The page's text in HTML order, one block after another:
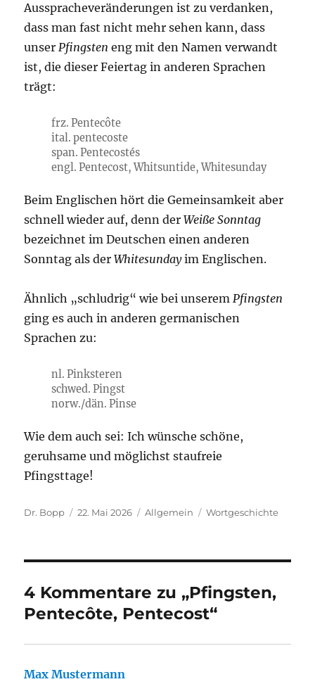
Ausspracheveränderungen ist zu verdanken,
dass man fast nicht mehr sehen kann, dass
unserPfingsten eng mit den Namen verwandt
ist, die dieser Feiertag in anderen Sprachen
trägt:
frz. Pentecôte
ital. pentecoste
span. Pentecostés
engl. Pentecost, Whitsuntide, Whitesunday
Beim Englischen hört die Gemeinsamkeit aber
schnell wieder auf, denn derWeiße Sonntag
bezeichnet im Deutschen einen anderen
Sonntag als derWhitesundayim Englischen.
Ähnlich „schludrig“ wie bei unseremPfingsten
ging es auch in anderen germanischen
Sprachen zu:
nl. Pinksteren
schwed. Pingst
norw./dän. Pinse
Wie dem auch sei: Ich wünsche schöne,
geruhsame und möglichst staufreie
Pfingsttage!
Autor
Dr. Bopp
Veröffentlicht
22. Mai 2026 Kategorien
Allgemein Schlagwörter
Wortgeschichte
4 Kommentare zu „Pfingsten,
Pentecôte, Pentecost“
Max Mustermann